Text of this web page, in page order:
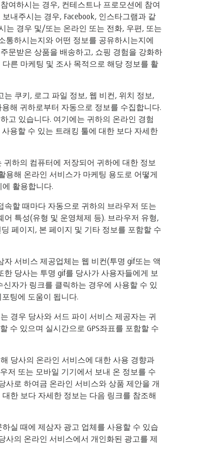
여하시는 경우, 컨테스트나 프로모션에 참여
내주시는 경우, Facebook, 인스타그램과 같
는 경우 및/또는 온라인 또는 전화, 우편, 또는
하시는지와 어떤 정보를 공유하시는지에
문받은 상품을 배송하고, 쇼핑 경험을 강화하
른 마케팅 및 조사 목적으로 해당 정보를 활
쿠키, 로그 파일 정보, 웹 비컨, 위치 정보,
해 귀하로부터 자동으로 정보를 수집합니다.
고 있습니다. 여기에는 귀하의 온라인 경험
용할 수 있는 트래킹 툴에 대한 보다 자세한
하의 컴퓨터에 저장되어 귀하에 대한 정보
용해 온라인 서비스가 마케팅 용도로 어떻게
활용합니다.
할 때마다 자동으로 귀하의 브라우저 또는
특성(유형 및 운영체제 등). 브라우저 유형,
페이지, 본 페이지 및 기타 정보를 포함할 수
서비스 제공업체는 웹 비컨(투명 gif또는 액
당사는 투명 gif를 당사가 사용자들에게 보
자가 링크를 클릭하는 경우에 사용할 수 있
팅에 도움이 됩니다.
경우 당사와 서드 파이 서비스 제공자는 귀
수 있으며 실시간으로 GPS좌표를 포함할 수
당사의 온라인 서비스에 대한 사용 경향과
저 또는 모바일 기기에서 보내 온 정보를 수
사로 하여금 온라인 서비스와 상품 제안을 개
한 보다 자세한 정보는 다음 링크를 참조해
실 때에 제삼자 광고 업체를 사용할 수 있습
의 온라인 서비스에서 개인화된 광고를 제